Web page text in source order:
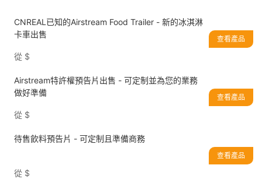
CNREAL已知的Airstream Food Trailer - 新的冰淇淋
卡車出售
從 $
查看產品
Airstream特許權預告片出售 - 可定制並為您的業務
做好準備
從 $
查看產品
待售飲料預告片 - 可定制且準備商務
從 $
查看產品